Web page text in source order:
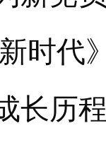
时代
长历